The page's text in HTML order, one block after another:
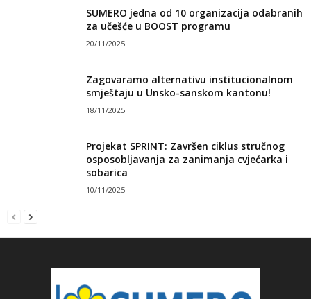
SUMERO jedna od 10 organizacija odabranih
za učešće u BOOST programu
20/11/2025
Zagovaramo alternativu institucionalnom
smještaju u Unsko-sanskom kantonu!
18/11/2025
Projekat SPRINT: Završen ciklus stručnog
osposobljavanja za zanimanja cvjećarka i
sobarica
10/11/2025